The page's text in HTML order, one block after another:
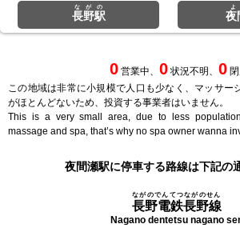
長野駅
ながの
夜
0 営業中、 0 状況不明、 0
この地域は非常に小規模で人口も少なく、マッサー
がほとんどないため、投資する事業者はいません。
This is a very small area, due to less
massage and spa, that’s why no spa owner wanna
夜間瀬駅に停車する路線は下記の
長野電鉄長野線
ながのでんてつながのせん
Nagano dentetsu nagano